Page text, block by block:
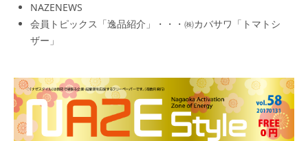
NAZENEWS
会員トピックス「逸品紹介」・・・㈱カバサワ「トマトシ
ザー」